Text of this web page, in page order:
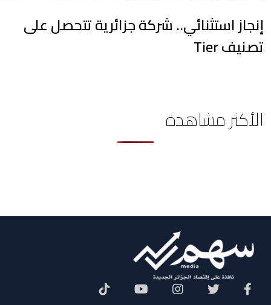
إنجاز استثنائي.. شركة جزائرية تتحصل على
تصنيف Tier
الأكثر مشاهدة